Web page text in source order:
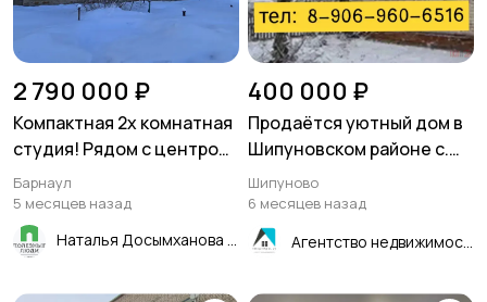
2 790 000 ₽
Компактная 2х комнатная
студия! Рядом с центром!
В теплом, кирпичном
доме! Барнаул
Барнаул
5 месяцев назад
Наталья Досымханова
400 000 ₽
Продаётся уютный дом в
Шипуновском районе с.
Баталово 47,3 м²
Шипуново
6 месяцев назад